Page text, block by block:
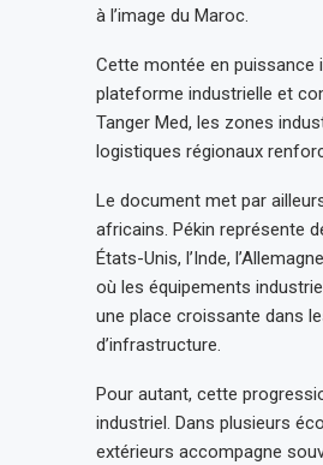
à l’image du Maroc.
Cette montée en puissance
plateforme industrielle et
Tanger Med, les zones
logistiques régionaux
Le document met par
africains. Pékin représente
États-Unis, l’Inde,
où les équipements
une place croissante dans
d’infrastructure.
Pour autant, cette
industriel. Dans plusieurs
extérieurs accompagne